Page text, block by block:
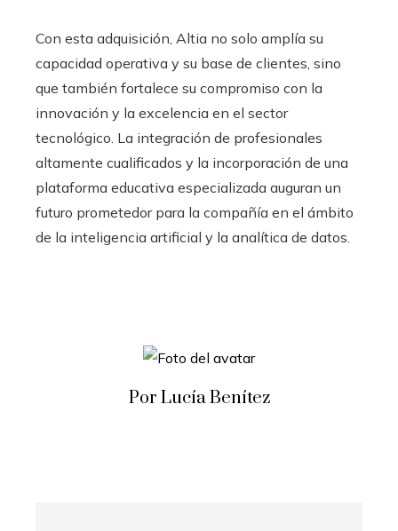
Con esta adquisición, Altia no solo amplía su
capacidad operativa y su base de clientes, sino
que también fortalece su compromiso con la
innovación y la excelencia en el sector
tecnológico. La integración de profesionales
altamente cualificados y la incorporación de una
plataforma educativa especializada auguran un
futuro prometedor para la compañía en el ámbito
de la inteligencia artificial y la analítica de datos.
Por Lucía Benítez